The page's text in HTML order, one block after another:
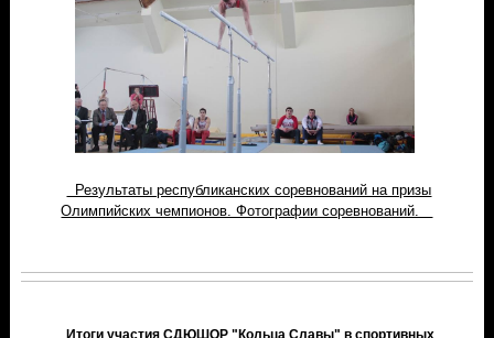
Результаты республиканских соревнований на призы
Олимпийских чемпионов. Фотографии соревнований.
Итоги участия СДЮШОР "Кольца Славы" в спортивных